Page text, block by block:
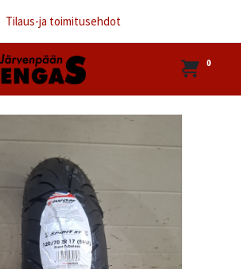
Tilaus-ja toimitusehdot
0